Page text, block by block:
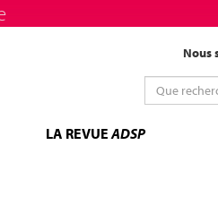
Nous
LA REVUEADSP